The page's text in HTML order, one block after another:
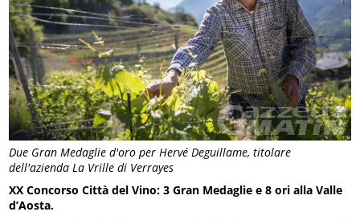
Due Gran Medaglie d'oro per Hervé Deguillame, titolare
dell'azienda La Vrille di Verrayes
XX Concorso Città del Vino: 3 Gran Medaglie e 8 ori alla Valle
d’Aosta.